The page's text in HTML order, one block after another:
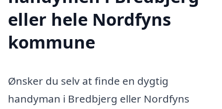
eller hele Nordfyns
kommune
Ønsker du selv at finde en dygtig
handyman i Bredbjerg eller Nordfyns